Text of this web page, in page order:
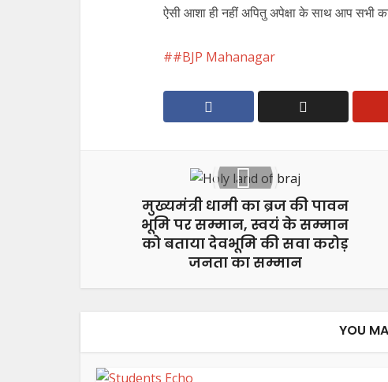
ऐसी आशा ही नहीं अपितु अपेक्षा के साथ आप सभी
#BJP Mahanagar
मुख्यमंत्री धामी का ब्रज की पावन
भूमि पर सम्मान, स्वयं के सम्मान
को बताया देवभूमि की सवा करोड़
जनता का सम्मान
YOU